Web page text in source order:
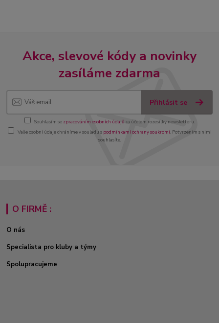
Akce, slevové kódy a novinky
zasíláme zdarma
Přihlásit se
Souhlasím se zpracováním osobních údajůza účelem rozesílky newsletteru.
Vaše osobní údaje chráníme v souladu s podmínkami ochrany soukromí. Potvrzením s nimi
souhlasíte.
O FIRMĚ :
O nás
Specialista pro kluby a týmy
Spolupracujeme